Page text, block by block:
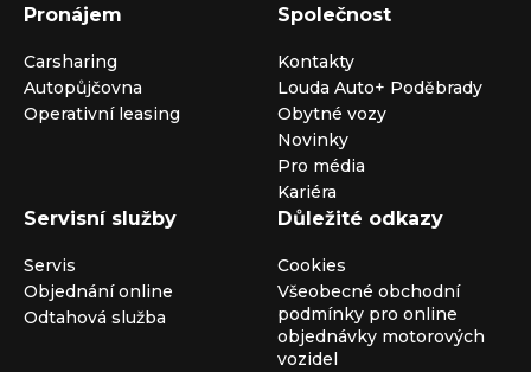
Pronájem
Carsharing
Autopůjčovna
Operativní leasing
Společnost
Kontakty
Louda Auto+ Poděbrady
Obytné vozy
Novinky
Pro média
Kariéra
Servisní služby
Servis
Objednání online
Odtahová služba
Důležité odkazy
Cookies
Všeobecné obchodní
podmínky pro online
objednávky motorových
vozidel